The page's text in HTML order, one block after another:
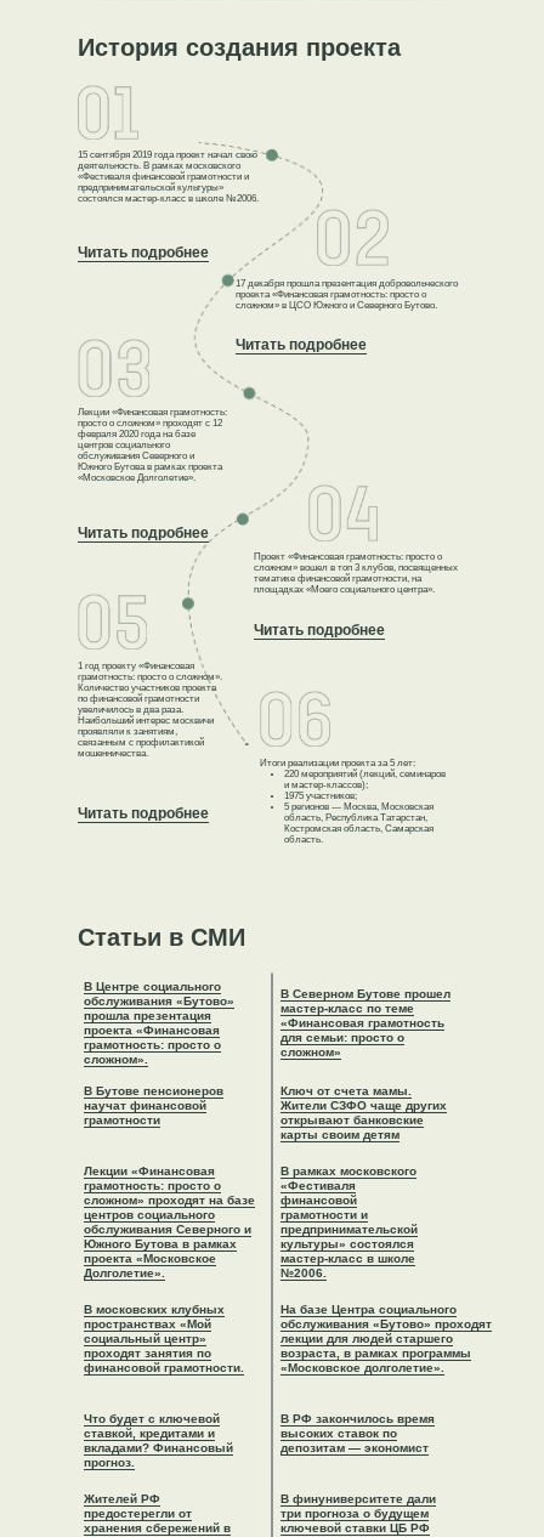
История создания проекта
Статьи в СМИ
15 сентября 2019 года проект начал свою
деятельность. В рамках московского
«Фестиваля финансовой грамотности и
предпринимательской культуры»
состоялся мастер-класс в школе №2006.
17 декабря прошла презентация добровольческого
проекта «Финансовая грамотность: просто о
сложном» в ЦСО Южного и Северного Бутово.
Проект «Финансовая грамотность: просто о
сложном» вошел в топ 3 клубов, посвященных
тематике финансовой грамотности, на
площадках «Моего социального центра».
Итоги реализации проекта за 5 лет:
220 мероприятий (лекций, семинаров
и мастер-классов);
1975 участников;
5 регионов — Москва, Московская
область, Республика Татарстан,
Костромская область, Самарская
область.
В Центре социального
обслуживания «Бутово»
прошла презентация
проекта «Финансовая
грамотность: просто о
сложном».
В Бутове пенсионеров
научат финансовой
грамотности
В московских клубных
пространствах «Мой
социальный центр»
проходят занятия по
финансовой грамотности.
Жителей РФ
предостерегли от
хранения сбережений в
В Северном Бутове прошел
мастер-класс по теме
«Финансовая грамотность
для семьи: просто о
сложном»
Лекции «Финансовая
грамотность: просто о
сложном» проходят на базе
центров социального
обслуживания Северного и
Южного Бутова в рамках
проекта «Московское
Долголетие».
Ключ от счета мамы.
Жители СЗФО чаще других
открывают банковские
карты своим детям
В РФ закончилось время
высоких ставок по
депозитам — экономист
В рамках московского
«Фестиваля
финансовой
грамотности и
предпринимательской
культуры» состоялся
мастер-класс в школе
№2006.
На базе Центра социального
обслуживания «Бутово» проходят
лекции для людей старшего
возраста, в рамках программы
«Московское долголетие».
Что будет с ключевой
ставкой, кредитами и
вкладами? Финансовый
прогноз.
В финуниверситете дали
три прогноза о будущем
ключевой ставки ЦБ РФ
Лекции «Финансовая грамотность:
просто о сложном» проходят с 12
февраля 2020 года на базе
центров социального
обслуживания Северного и
Южного Бутова в рамках проекта
«Московское Долголетие».
1 год проекту «Финансовая
грамотность: просто о сложном».
Количество участников проекта
по финансовой грамотности
увеличилось в два раза.
Наибольший интерес москвичи
проявляли к занятиям,
связанным с профилактикой
мошенничества.
Читать подробнее
Читать подробнее
Читать подробнее
Читать подробнее
Читать подробнее
Новости
О проекте
Калькуляторы
Всё о финансах
Отзывы
Команда
СМИ о нас